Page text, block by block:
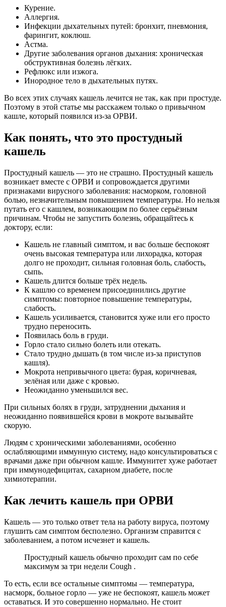
Курение.
Аллергия.
Инфекции дыхательных путей: бронхит, пневмония,
фарингит, коклюш.
Астма.
Другие заболевания органов дыхания: хроническая
обструктивная болезнь лёгких.
Рефлюкс или изжога.
Инородное тело в дыхательных путях.
Во всех этих случаях кашель лечится не так, как при простуде.
Поэтому в этой статье мы расскажем только о привычном
кашле, который появился из-за ОРВИ.
Как понять, что это простудный
кашель
Простудный кашель — это не страшно. Простудный кашель
возникает вместе с ОРВИ и сопровождается другими
признаками вирусного заболевания: насморком, головной
болью, незначительным повышением температуры. Но нельзя
путать его с кашлем, возникающим по более серьёзным
причинам. Чтобы не запустить болезнь, обращайтесь к
доктору, если:
Кашель не главный симптом, и вас больше беспокоят
очень высокая температура или лихорадка, которая
долго не проходит, сильная головная боль, слабость,
сыпь.
Кашель длится больше трёх недель.
К кашлю со временем присоединились другие
симптомы: повторное повышение температуры,
слабость.
Кашель усиливается, становится хуже или его просто
трудно переносить.
Появилась боль в груди.
Горло стало сильно болеть или отекать.
Стало трудно дышать (в том числе из-за приступов
кашля).
Мокрота непривычного цвета: бурая, коричневая,
зелёная или даже с кровью.
Неожиданно уменьшился вес.
При сильных болях в груди, затруднении дыхания и
неожиданно появившейся крови в мокроте вызывайте
скорую.
Людям с хроническими заболеваниями, особенно
ослабляющими иммунную систему, надо консультироваться с
врачами даже при обычном кашле. Иммунитет хуже работает
при иммунодефицитах, сахарном диабете, после
химиотерапии.
Как лечить кашель при ОРВИ
Кашель — это только ответ тела на работу вируса, поэтому
глушить сам симптом бесполезно. Организм справится с
заболеванием, а потом исчезнет и кашель.
Простудный кашель обычно проходит сам по себе
максимум за три недели Cough .
То есть, если все остальные симптомы — температура,
насморк, больное горло — уже не беспокоят, кашель может
оставаться. И это совершенно нормально. Не стоит